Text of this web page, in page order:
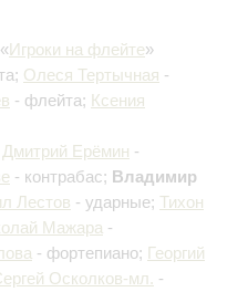
Игроки на флейте»
Олеся Тертычная -
- флейта; Ксения
Дмитрий Ерёмин -
- контрабас; Владимир
Лестов - ударные; Тихон
Мажара -
- фортепиано; Георгий
Осколков-мл. -